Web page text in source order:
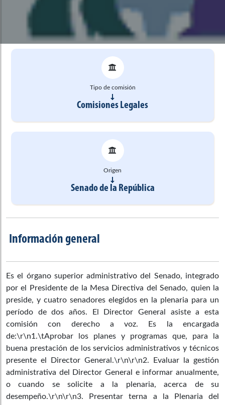
Tipo de comisión
Comisiones Legales
Origen
Senado de la República
Información general
Es el órgano superior administrativo del Senado, integrado
por el Presidente de la Mesa Directiva del Senado, quien la
preside, y cuatro senadores elegidos en la plenaria para un
período de dos años. El Director General asiste a esta
comisión con derecho a voz. Es la encargada
de:\r\n1.\tAprobar los planes y programas que, para la
buena prestación de los servicios administrativos y técnicos
presente el Director General.\r\n\r\n2. Evaluar la gestión
administrativa del Director General e informar anualmente,
o cuando se solicite a la plenaria, acerca de su
desempeño.\r\n\r\n3. Presentar terna a la Plenaria del
1926 1927 1928 1929